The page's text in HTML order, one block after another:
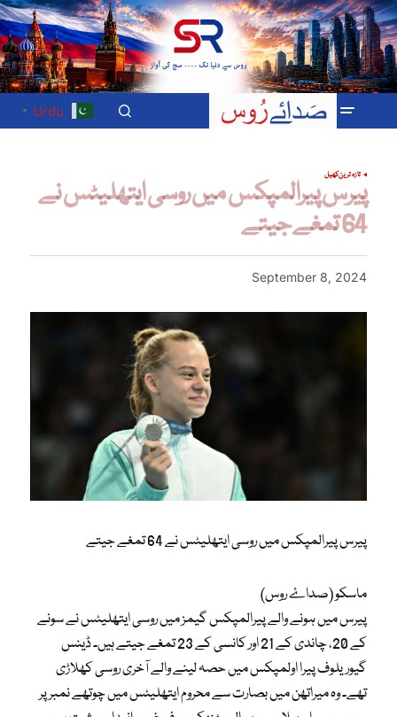
Urdu
▼
تازہ ترینکھیل
پیرس پیرالمپکس میں روسی ایتھلیٹس نے
64 تمغے جیتے
September 8, 2024
پیرس پیرالمپکس میں روسی ایتھلیٹس نے 64 تمغے جیتے
ماسکو (صداۓ روس)
پیرس میں ہونے والے پیرالمپکس گیمز میں روسی ایتھلیٹس نے سونے
کے 20، چاندی کے 21 اور کانسی کے 23 تمغے جیتے ہیں۔ ڈینس
گیوریلوف پیرا اولمپکس میں حصہ لینے والے آخری روسی کھلاڑی
تھے۔ وہ میراتھن میں بصارت سے محروم ایتھلیٹس میں چوتھے نمبر پر